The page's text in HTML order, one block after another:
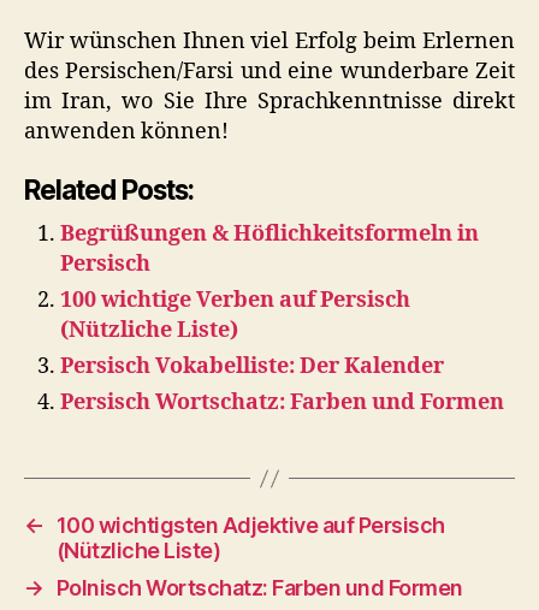
Wir wünschen Ihnen viel Erfolg beim Erlernen
des Persischen/Farsi und eine wunderbare Zeit
im Iran, wo Sie Ihre Sprachkenntnisse direkt
anwenden können!
Related Posts:
Begrüßungen & Höflichkeitsformeln in
Persisch
100 wichtige Verben auf Persisch
(Nützliche Liste)
Persisch Vokabelliste: Der Kalender
Persisch Wortschatz: Farben und Formen
←
100 wichtigsten Adjektive auf Persisch
(Nützliche Liste)
→
Polnisch Wortschatz: Farben und Formen